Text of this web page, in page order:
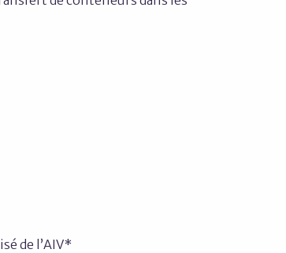
de l’AIV*